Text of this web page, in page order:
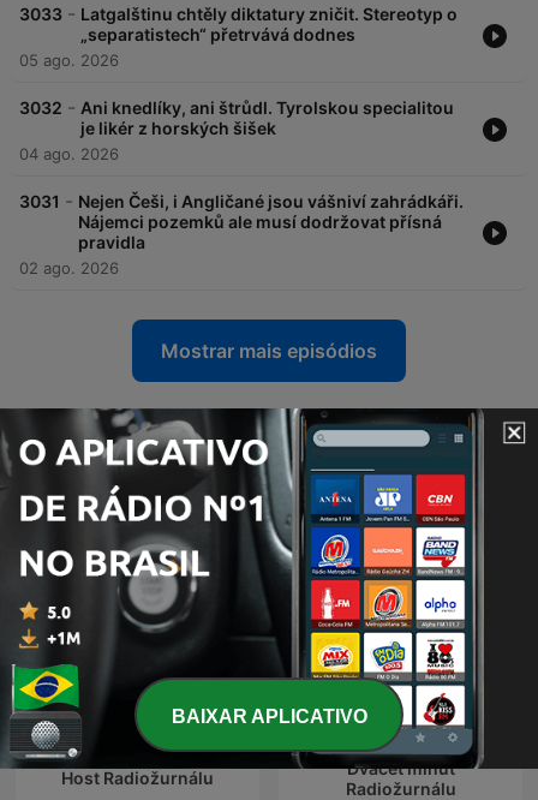
3033 - Latgalštinu chtěly diktatury zničit. Stereotyp o
„separatistech“ přetrvává dodnes
05 ago. 2026
3032 - Ani knedlíky, ani štrůdl. Tyrolskou specialitou
je likér z horských šišek
04 ago. 2026
3031 - Nejen Češi, i Angličané jsou vášniví zahrádkáři.
Nájemci pozemků ale musí dodržovat přísná
pravidla
02 ago. 2026
Mostrar mais episódios
Podcasts de Český rozhlas Radiožurnál
Host Radiožurnálu
Dvacet minut
Radiožurnálu
BAIXAR APLICATIVO